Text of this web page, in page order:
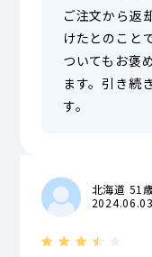
ご注文から返
けたとのこと
ついてもお褒
ます。引き続
す。
北海道 51
2024.06.03